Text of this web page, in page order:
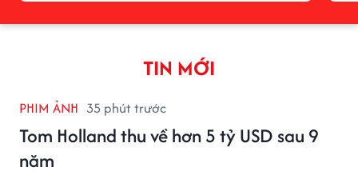
TIN MỚI
PHIM ẢNH 35 phút trước
Tom Holland thu về hơn 5 tỷ USD sau 9
năm